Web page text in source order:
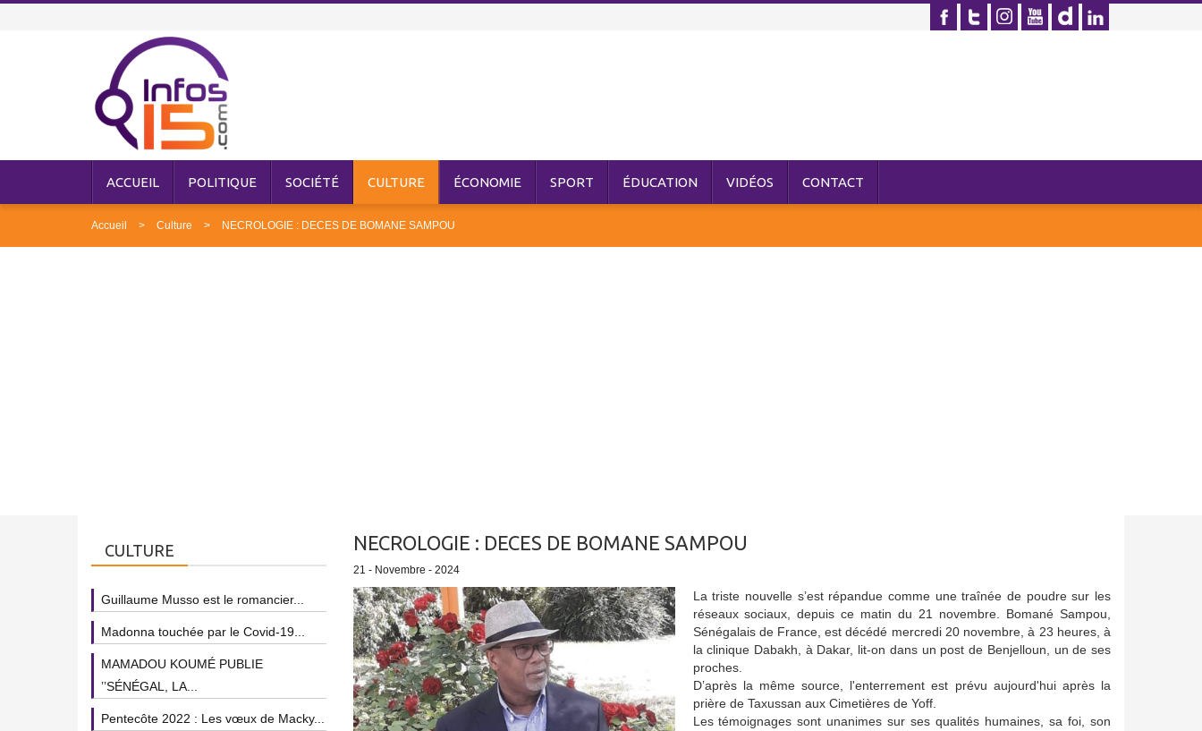
ACCUEIL POLITIQUE SOCIÉTÉ CULTURE ÉCONOMIE SPORT ÉDUCATION VIDÉOS CONTACT
Accueil Culture NECROLOGIE : DECES DE BOMANE SAMPOU
NECROLOGIE : DECES DE BOMANE SAMPOU
21 - Novembre - 2024
La triste nouvelle s’est répandue comme une traînée de poudre sur les
réseaux sociaux, depuis ce matin du 21 novembre. Bomané Sampou,
Sénégalais de France, est décédé mercredi 20 novembre, à 23 heures, à
la clinique Dabakh, à Dakar, lit-on dans un post de Benjelloun, un de ses
proches.
D’après la même source, l'enterrement est prévu aujourd'hui après la
prière de Taxussan aux Cimetières de Yoff.
Les témoignages sont unanimes sur ses qualités humaines, sa foi, son
CULTURE
Guillaume Musso est le romancier...
Madonna touchée par le Covid-19...
MAMADOU KOUMÉ PUBLIE
’’SÉNÉGAL, LA...
Pentecôte 2022 : Les vœux de Macky...